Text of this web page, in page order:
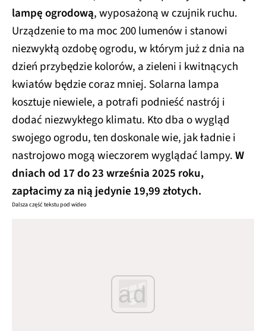
lampę ogrodową, wyposażoną w czujnik ruchu.
Urządzenie to ma moc 200 lumenów i stanowi
niezwykłą ozdobę ogrodu, w którym już z dnia na
dzień przybędzie kolorów, a zieleni i kwitnących
kwiatów będzie coraz mniej. Solarna lampa
kosztuje niewiele, a potrafi podnieść nastrój i
dodać niezwykłego klimatu. Kto dba o wygląd
swojego ogrodu, ten doskonale wie, jak ładnie i
nastrojowo mogą wieczorem wyglądać lampy.W
dniach od 17 do 23 września 2025 roku,
zapłacimy za nią jedynie 19,99 złotych.
Dalsza część tekstu pod wideo
ad